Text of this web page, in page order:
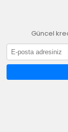
Güncel